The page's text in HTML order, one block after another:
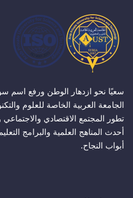
سعيًا نحو ازدهار الوطن ورفع اسم
الجامعة العربية الخاصة للعلوم
تطور المجتمع الاقتصادي
أحدث المناهج العلمية والبرامج
أبواب النجاح.